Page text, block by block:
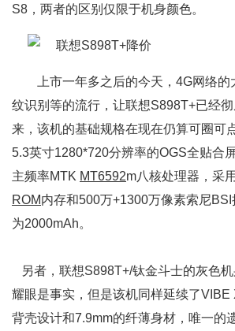
S8，两者的区别仅限于机身颜色。
上市一年多之后的今天，4G网络的
纹识别等的流行，让联想S898T+已经
来，该机的基础规格在现在仍算可圈可
5.3英寸1280*720分辨率的OGS全贴合
主频率MTK MT6592m八核处理器，采
ROM内存和500万+1300万像素索尼
为2000mAh。
另者，联想S898T+/钛金斗士的灰色
耀眼是事实，但是该机同样延续了VIBE
背壳设计和7.9mm的纤薄身材，唯一的